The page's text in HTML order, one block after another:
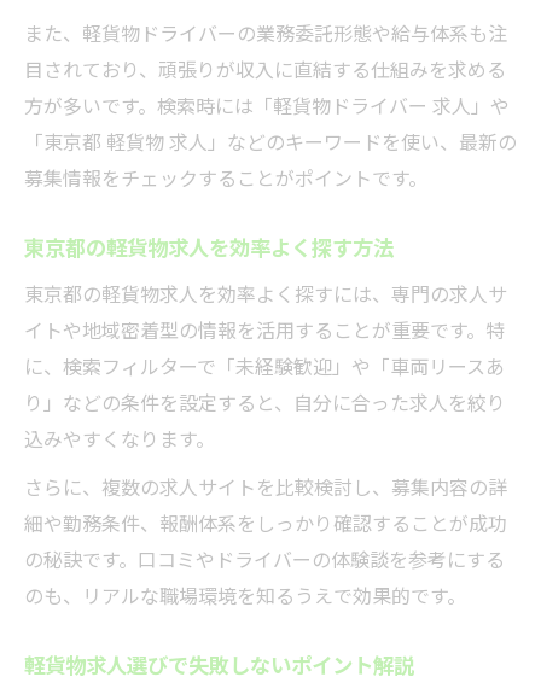
副業にも最適な軽貨物ドライバー求人の特
徴
自分らしい生活を叶える軽貨物求人の魅力
短時間勤務に対応した軽貨物求人の探し方
安定収入を目指す東京都の働き方とは
軽貨物求人で安定収入を実現する秘訣
東京都で稼げる軽貨物ドライバー求人の傾
向
収入面で安心できる軽貨物求人の選び方
手取りアップを目指す軽貨物求人のポイン
ト
安定収入を叶える働き方と軽貨物求人の関
係
副業で注目集まる軽貨物ドライバーの現状
副業に最適な軽貨物求人が選ばれる背景
また、軽貨物ドライバーの業務委託形態や給与体系も注
目されており、頑張りが収入に直結する仕組みを求める
方が多いです。検索時には「軽貨物ドライバー 求人」や
「東京都 軽貨物 求人」などのキーワードを使い、最新の
募集情報をチェックすることがポイントです。
東京都の軽貨物求人を効率よく探す方法
東京都の軽貨物求人を効率よく探すには、専門の求人サ
イトや地域密着型の情報を活用することが重要です。特
に、検索フィルターで「未経験歓迎」や「車両リースあ
り」などの条件を設定すると、自分に合った求人を絞り
込みやすくなります。
さらに、複数の求人サイトを比較検討し、募集内容の詳
細や勤務条件、報酬体系をしっかり確認することが成功
の秘訣です。口コミやドライバーの体験談を参考にする
のも、リアルな職場環境を知るうえで効果的です。
軽貨物求人選びで失敗しないポイント解説